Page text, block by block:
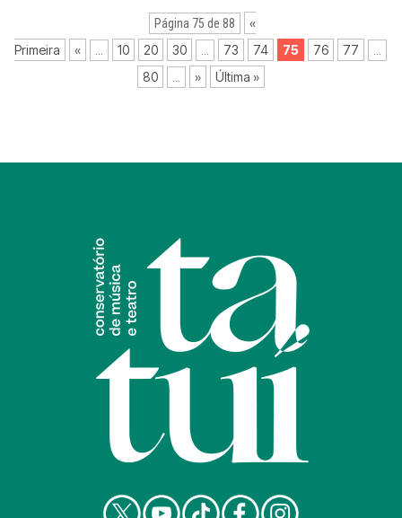
Página 75 de 88
«
Primeira
« 10 20 30 73 74 75 76 77
80 » Última »